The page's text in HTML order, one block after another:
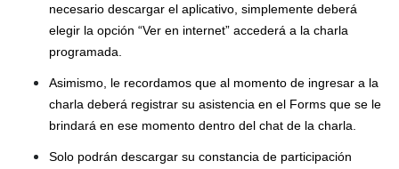
necesario descargar el aplicativo, simplemente deberá
elegir la opción “Ver en internet” accederá a la charla
programada.
Asimismo, le recordamos que al momento de ingresar a la
charla deberá registrar su asistencia en el Forms que se le
brindará en ese momento dentro del chat de la charla.
Solo podrán descargar su constancia de participación